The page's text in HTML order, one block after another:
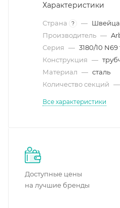
Характеристики
Страна ? —
Производитель —
Серия — 3180/10 N69
Конструкция —
Материал — сталь
Количество секций —
Все характеристики
Доступные цены
на лучшие бренды